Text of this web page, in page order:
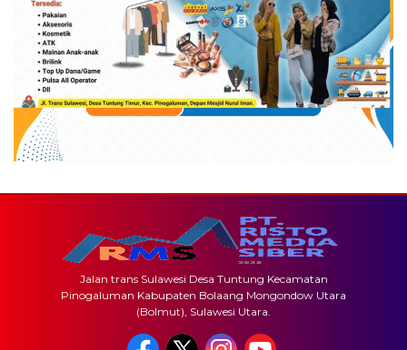
Jalan trans Sulawesi Desa Tuntung Kecamatan
Pinogaluman Kabupaten Bolaang Mongondow Utara
(Bolmut), Sulawesi Utara.